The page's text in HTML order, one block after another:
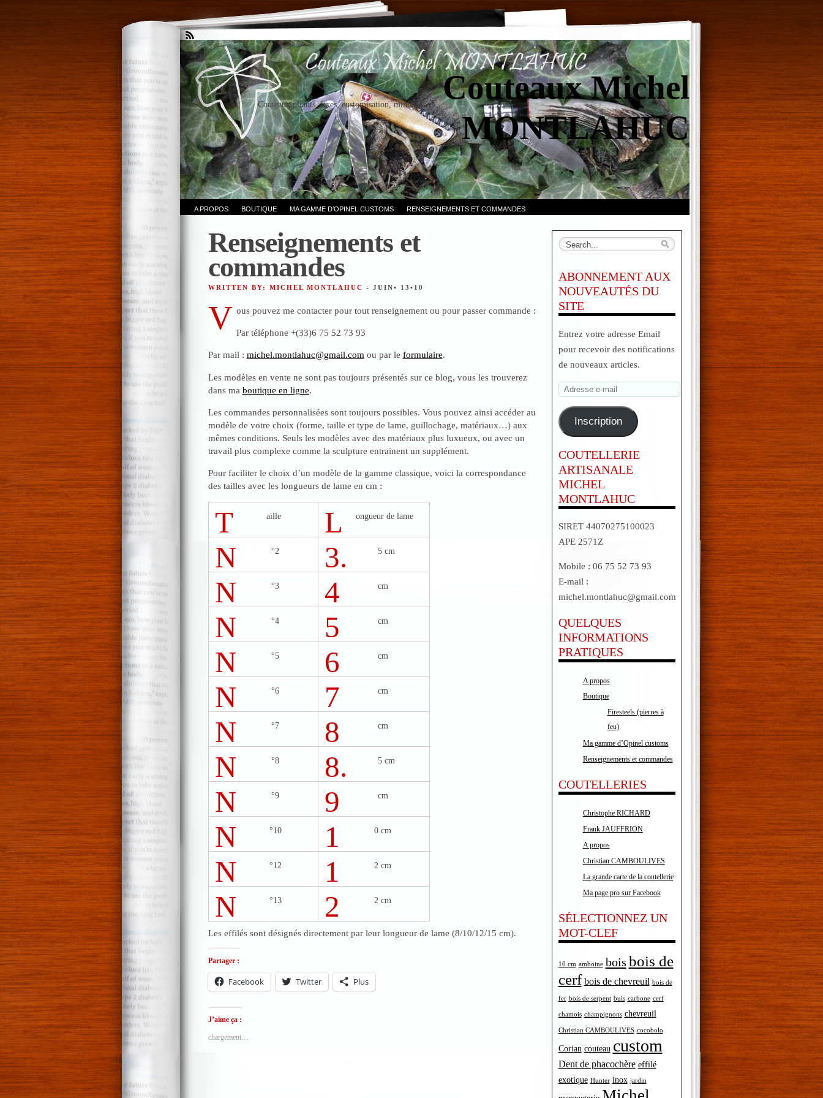
Couteaux Michel
MONTLAHUC
Couteaux pliants, fixes, customisation, miniatures.
A PROPOS BOUTIQUE MA GAMME D’OPINEL CUSTOMS RENSEIGNEMENTS ET COMMANDES
Renseignements et
commandes
WRITTEN BY: MICHEL MONTLAHUC - JUIN• 13•10
V ous pouvez me contacter pour tout renseignement ou pour passer commande :
Par téléphone +(33)6 75 52 73 93
Par mail : michel.montlahuc@gmail.com ou par le formulaire.
Les modèles en vente ne sont pas toujours présentés sur ce blog, vous les trouverez
dans ma boutique en ligne.
Les commandes personnalisées sont toujours possibles. Vous pouvez ainsi accéder au
modèle de votre choix (forme, taille et type de lame, guillochage, matériaux…) aux
mêmes conditions. Seuls les modèles avec des matériaux plus luxueux, ou avec un
travail plus complexe comme la sculpture entrainent un supplément.
Pour faciliter le choix d’un modèle de la gamme classique, voici la correspondance
des tailles avec les longueurs de lame en cm :
T aille L ongueur de lame
N °2 3. 5 cm
N °3 4 cm
N °4 5 cm
N °5 6 cm
N °6 7 cm
N °7 8 cm
N °8 8. 5 cm
N °9 9 cm
N °10 1 0 cm
N °12 1 2 cm
N °13 2 2 cm
Les effilés sont désignés directement par leur longueur de lame (8/10/12/15 cm).
Partager :
Facebook Twitter Plus
J’aime ça :
chargement…
ABONNEMENT AUX
NOUVEAUTÉS DU
SITE
Entrez votre adresse Email
pour recevoir des notifications
de nouveaux articles.
Adresse
mail
Inscription
COUTELLERIE
ARTISANALE
MICHEL
MONTLAHUC
SIRET 44070275100023
APE 2571Z
Mobile : 06 75 52 73 93
E-mail :
michel.montlahuc@gmail.com
QUELQUES
INFORMATIONS
PRATIQUES
A propos
Boutique
Firesteels (pierres à
feu)
Ma gamme d’Opinel customs
Renseignements et commandes
COUTELLERIES
Christophe RICHARD
Frank JAUFFRION
A propos
Christian CAMBOULIVES
La grande carte de la coutellerie
Ma page pro sur Facebook
SÉLECTIONNEZ UN
MOT-CLEF
10 cm amboine bois bois de
cerf bois de chevreuil bois de
fer bois de serpent buis carbone cerf
chamois champignons chevreuil
Christian CAMBOULIVES cocobolo
Corian couteau custom
Dent de phacochère effilé
exotique Hunter inox jardin